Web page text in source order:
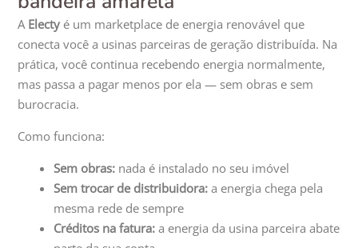
A Electy é um marketplace de energia renovável que
conecta você a usinas parceiras de geração distribuída. Na
prática, você continua recebendo energia normalmente,
mas passa a pagar menos por ela — sem obras e sem
burocracia.
Como funciona:
Sem obras: nada é instalado no seu imóvel
Sem trocar de distribuidora: a energia chega pela
mesma rede de sempre
Créditos na fatura: a energia da usina parceira abate